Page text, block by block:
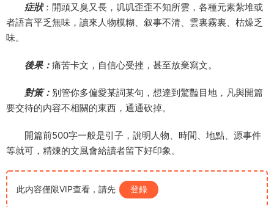
症狀：開頭又臭又長，叽叽歪歪不知所雲，各種元素紮堆或
者語言平乏無味，讀來人物模糊、叙事不清、雲裏霧裏、枯燥乏
味。
後果： 痛苦卡文，自信心受挫，甚至放棄寫文。
對策： 别管你多偏愛某詞某句，想達到驚豔目地，凡與開篇
要交待的内容不相關的東西，通通砍掉。
開篇前500字一般是引子，說明人物、時間、地點、源事件
等就可，精煉的文風會給讀者留下好印象。
此内容僅限VIP查看，請先 登錄